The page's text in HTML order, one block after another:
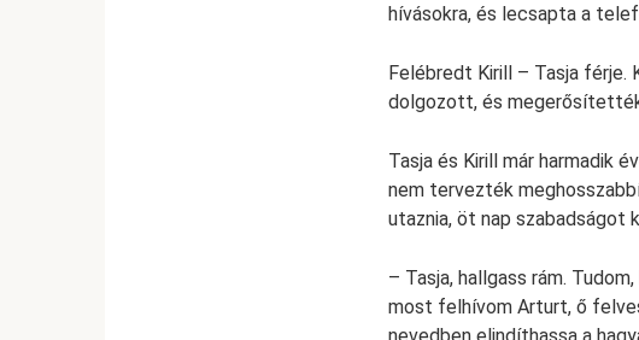
hívásokra, és lecsapta a
Felébredt Kirill – Tasja férje.
dolgozott, és
Tasja és Kirill már harmadik
nem tervezték
utaznia, öt nap
– Tasja, hallgass rám.
most felhívom Arturt, ő